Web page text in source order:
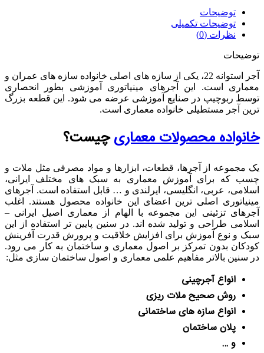
توضیحات
توضیحات تکمیلی
نظرات (0)
توضیحات
آجر استوانه 22، یکی از سازه های اصلی خانواده سازه های عمران و
معماری است. این آجرهای مینیاتوری آموزشی بطور انحصاری
توسط ربوچیپ در صنایع آموزشی عرضه می شود. این قطعه بزرگ
ترین آجر مستطیلی خانواده معماری است.
خانواده محصولات معماریچیست؟
یک مجموعه از آجرها، قطعات، ابزارها و مواد مصرفی مثل ملات و
چسب که برای آموزش معماری به سبک های مختلف ایرانی،
اسلامی، عربی، انگلیسی، ایرلندی و … قابل استفاده است. آجرهای
مینیاتوری اصلی ترین اعضای این خانواده محصول هستند. اغلب
آجرهای تزئینی این مجموعه با الهام از معماری اصیل ایرانی –
اسلامی طراحی و تولید شده اند. در سنین پایین تر استفاده از این
سبک و نوع آموزش برای افزایش خلاقیت و پرورش قدرت آفرینش
کودکان بدون تمرکز بر اصول معماری و ساختمان به کار می رود.
در سنین بالاتر مفاهیم علمی معماری و اصول ساختمان سازی مثل:
انواع آجرچینی
روش صحیح ملات ریزی
انواع سازه های ساختمانی
پلان ساختمان
و …